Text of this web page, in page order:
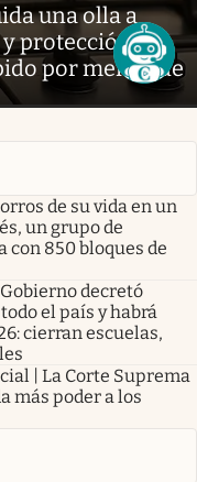
una olla a
protección
por menos de
de su vida en un
un grupo de
con 850 bloques de
decretó
el país y habrá
cierran escuelas,
| La Corte Suprema
más poder a los